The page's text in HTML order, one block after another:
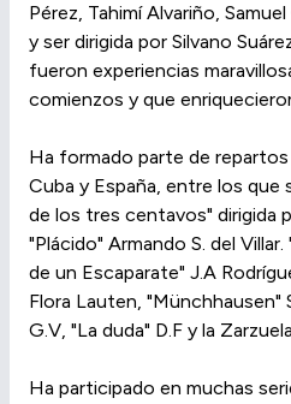
Pérez, Tahimí Alvariño,
y ser dirigida por Silvano
fueron experiencias
comienzos y que
Ha formado parte de
Cuba y España, entre los que
de los tres centavos" dirigida
"Plácido" Armando S. del
de un Escaparate" J.A
Flora Lauten, "Münchhausen"
G.V, "La duda" D.F y la
Ha participado en muchas